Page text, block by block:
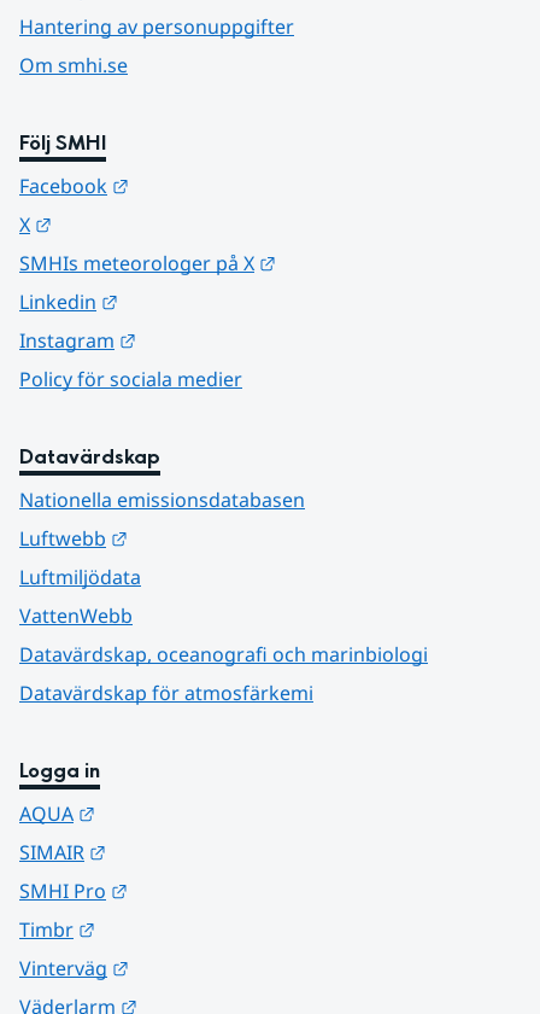
Hantering av personuppgifter
Om smhi.se
Följ SMHI
Facebook
X
SMHIs meteorologer på X
Linkedin
Instagram
Policy för sociala medier
Datavärdskap
Nationella emissionsdatabasen
Luftwebb
Luftmiljödata
VattenWebb
Datavärdskap, oceanografi och marinbiologi
Datavärdskap för atmosfärkemi
Logga in
AQUA
SIMAIR
SMHI Pro
Timbr
Vinterväg
Väderlarm